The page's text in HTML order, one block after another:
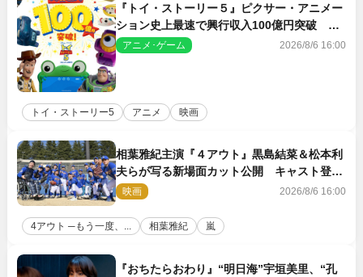
『トイ・ストーリー５』ピクサー・アニメー
ション史上最速で興行収入100億円突破 シ
リーズNo.1興収が目前
アニメ･ゲーム 2026/8/6 16:00
トイ・ストーリー5 アニメ 映画
相葉雅紀主演『４アウト』黒島結菜＆松本利
夫らが写る新場面カット公開 キャスト登壇
イベントも決定
映画 2026/8/6 16:00
4アウト ─もう一度、... 相葉雅紀 嵐
『おちたらおわり』“明日海”宇垣美里、“孔